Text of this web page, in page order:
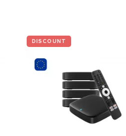
DISCOUNT